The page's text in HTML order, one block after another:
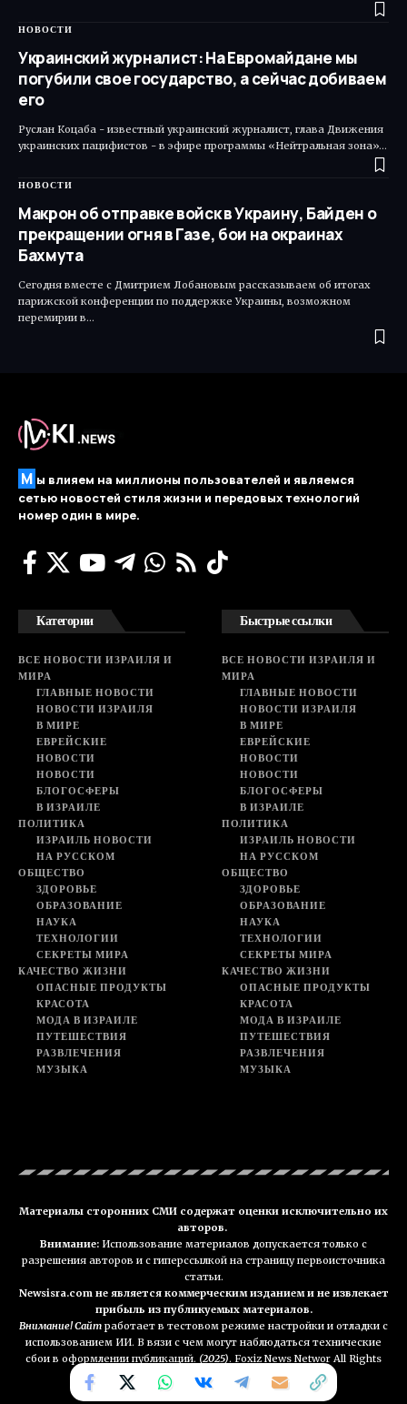
НОВОСТИ
Украинский журналист: На Евромайдане мы
погубили свое государство, а сейчас добиваем
его
Руслан Коцаба - известный украинский журналист, глава Движения
украинских пацифистов - в эфире программы «Нейтральная зона»…
НОВОСТИ
Макрон об отправке войск в Украину, Байден о
прекращении огня в Газе, бои на окраинах
Бахмута
Сегодня вместе с Дмитрием Лобановым рассказываем об итогах
парижской конференции по поддержке Украины, возможном
перемирии в…
М ы влияем на миллионы пользователей и являемся
сетью новостей стиля жизни и передовых технологий
номер один в мире.
Категории
ВСЕ НОВОСТИ ИЗРАИЛЯ И
МИРА
ГЛАВНЫЕ НОВОСТИ
НОВОСТИ ИЗРАИЛЯ
В МИРЕ
ЕВРЕЙСКИЕ
НОВОСТИ
НОВОСТИ
БЛОГОСФЕРЫ
В ИЗРАИЛЕ
ПОЛИТИКА
ИЗРАИЛЬ НОВОСТИ
НА РУССКОМ
ОБЩЕСТВО
ЗДОРОВЬЕ
ОБРАЗОВАНИЕ
НАУКА
ТЕХНОЛОГИИ
СЕКРЕТЫ МИРА
КАЧЕСТВО ЖИЗНИ
ОПАСНЫЕ ПРОДУКТЫ
КРАСОТА
МОДА В ИЗРАИЛЕ
ПУТЕШЕСТВИЯ
РАЗВЛЕЧЕНИЯ
МУЗЫКА
Быстрые ссылки
ВСЕ НОВОСТИ ИЗРАИЛЯ И
МИРА
ГЛАВНЫЕ НОВОСТИ
НОВОСТИ ИЗРАИЛЯ
В МИРЕ
ЕВРЕЙСКИЕ
НОВОСТИ
НОВОСТИ
БЛОГОСФЕРЫ
В ИЗРАИЛЕ
ПОЛИТИКА
ИЗРАИЛЬ НОВОСТИ
НА РУССКОМ
ОБЩЕСТВО
ЗДОРОВЬЕ
ОБРАЗОВАНИЕ
НАУКА
ТЕХНОЛОГИИ
СЕКРЕТЫ МИРА
КАЧЕСТВО ЖИЗНИ
ОПАСНЫЕ ПРОДУКТЫ
КРАСОТА
МОДА В ИЗРАИЛЕ
ПУТЕШЕСТВИЯ
РАЗВЛЕЧЕНИЯ
МУЗЫКА
Материалы сторонних СМИ содержат оценки исключительно их
авторов.
Внимание: Использование материалов допускается только с
разрешения авторов и с гиперссылкой на страницу первоисточника
статьи.
Newsisra.com не является коммерческим изданием и не извлекает
прибыль из публикуемых материалов.
Внимание! Сайт работает в тестовом режиме настройки и отладки с
использованием ИИ. В вязи с чем могут наблюдаться технические
сбои в оформлении публикаций. (2025). Foxiz News Networ All Rights
Reserved. NEWSisra.com